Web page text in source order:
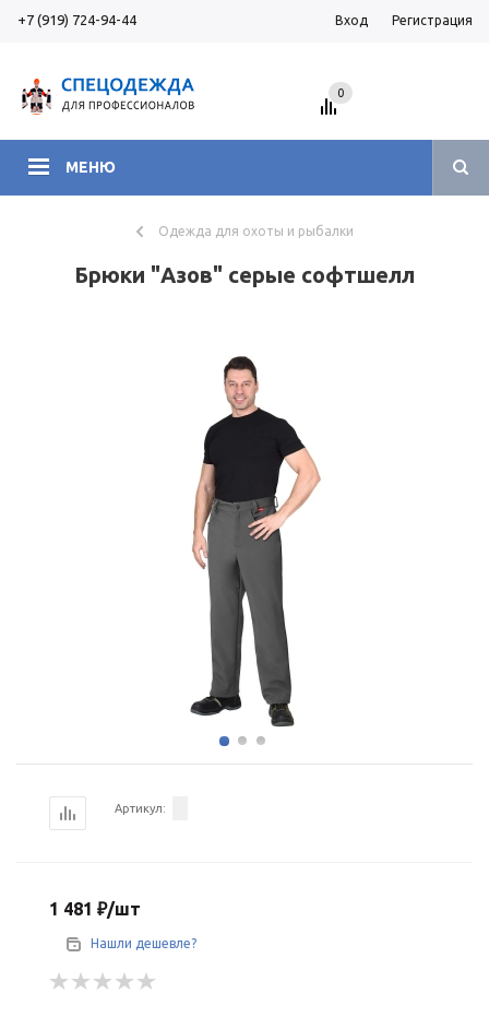
+7 (919) 724-94-44 Вход Регистрация
МЕНЮ
0
Одежда для охоты и рыбалки
Брюки "Азов" серые софтшелл
Артикул:
1 481 ₽/шт
Нашли дешевле?